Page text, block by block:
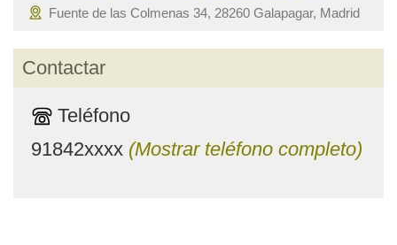
Fuente de las Colmenas 34, 28260 Galapagar, Madrid
Contactar
Teléfono
91842xxxx (Mostrar teléfono completo)